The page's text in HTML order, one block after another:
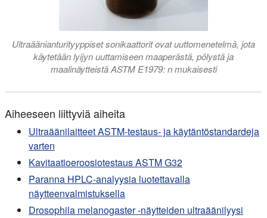
Ultraäänianturityyppiset sonikaattorit ovat uuttomenetelmä, jota
käytetään lyijyn uuttamiseen maaperästä, pölystä ja
maalinäytteistä ASTM E1979: n mukaisesti
Aiheeseen liittyviä aiheita
Ultraäänilaitteet ASTM-testaus- ja käytäntöstandardeja
varten
Kavitaatioeroosiotestaus ASTM G32
Paranna HPLC-analyysia luotettavalla
näytteenvalmistuksella
Drosophila melanogaster -näytteiden ultraäänilyysi